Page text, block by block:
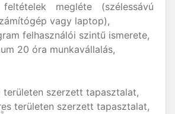
megléte (szélessávú
vagy laptop),
felhasználói szintű ismerete,
20 óra munkavállalás,
területen szerzett tapasztalat,
területen szerzett tapasztalat,